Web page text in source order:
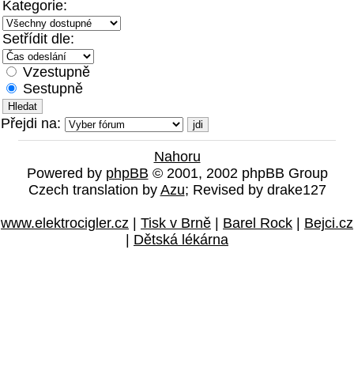
Kategorie:
Setřídit dle:
Vzestupně
Sestupně
Přejdi na:
Nahoru
Powered by phpBB © 2001, 2002 phpBB Group
Czech translation by Azu; Revised by drake127
www.elektrocigler.cz Tisk v Brně Barel Rock
Bejci.cz
Dětská lékárna